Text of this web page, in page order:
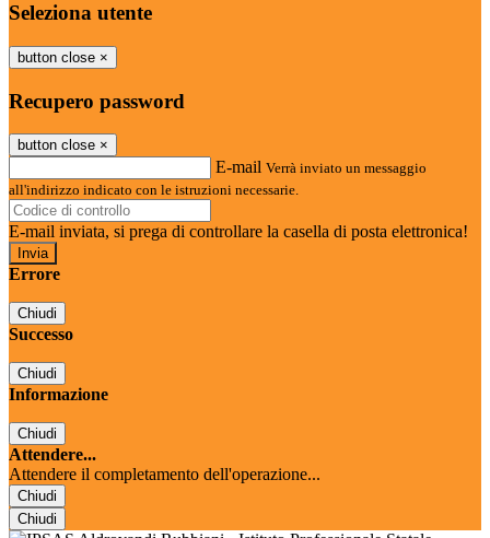
Seleziona utente
button close ×
Recupero password
button close ×
E-mail Verrà inviato un messaggio
all'indirizzo indicato con le istruzioni necessarie.
E-mail inviata, si prega di controllare la casella di posta elettronica!
Errore
Chiudi
Successo
Chiudi
Informazione
Chiudi
Attendere...
Attendere il completamento dell'operazione...
Chiudi
Chiudi